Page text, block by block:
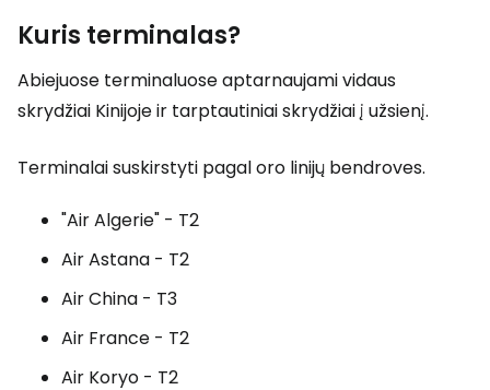
Kuris terminalas?
Abiejuose terminaluose aptarnaujami vidaus
skrydžiai Kinijoje ir tarptautiniai skrydžiai į užsienį.
Terminalai suskirstyti pagal oro linijų bendroves.
"Air Algerie" - T2
Air Astana - T2
Air China - T3
Air France - T2
Air Koryo - T2